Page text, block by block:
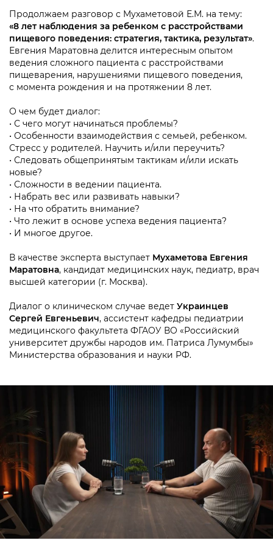
Продолжаем разговор с Мухаметовой Е.М. на тему:
«8 лет наблюдения за ребенком с расстройствами
пищевого поведения: стратегия, тактика, результат».
Евгения Маратовна делится интересным опытом
ведения сложного пациента с расстройствами
пищеварения, нарушениями пищевого поведения,
с момента рождения и на протяжении 8 лет.
О чем будет диалог:
• С чего могут начинаться проблемы?
• Особенности взаимодействия с семьей, ребенком.
Стресс у родителей. Научить и/или переучить?
• Следовать общепринятым тактикам и/или искать
новые?
• Сложности в ведении пациента.
• Набрать вес или развивать навыки?
• На что обратить внимание?
• Что лежит в основе успеха ведения пациента?
• И многое другое.
В качестве эксперта выступает Мухаметова Евгения
Маратовна, кандидат медицинских наук, педиатр, врач
высшей категории (г. Москва).
Диалог о клиническом случае ведет Украинцев
Сергей Евгеньевич, ассистент кафедры педиатрии
медицинского факультета ФГАОУ ВО «Российский
университет дружбы народов им. Патриса Лумумбы»
Министерства образования и науки РФ.